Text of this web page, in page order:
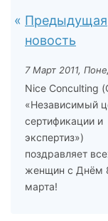
Предыдущая
новость
7 Март 2011,
Nice Conculting
«Независимый
сертификации и
экспертиз»)
поздравляет
женщин с Днём
марта!